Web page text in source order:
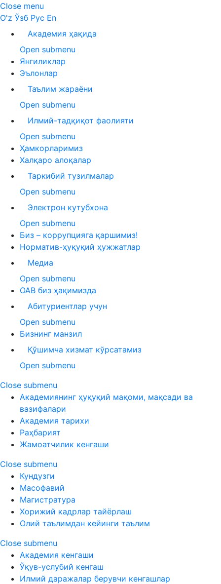
Close menu
O'z Ўзб Рус En
Академия ҳақида
Open submenu
Янгиликлар
Эълонлар
Таълим жараёни
Open submenu
Илмий-тадқиқот фаолияти
Open submenu
Ҳамкорларимиз
Халқаро алоқалар
Таркибий тузилмалар
Open submenu
Электрон кутубхона
Open submenu
Биз – коррупцияга қаршимиз!
Норматив-ҳуқуқий ҳужжатлар
Медиа
Open submenu
ОАВ биз ҳақимизда
Абитуриентлар учун
Open submenu
Бизнинг манзил
Қўшимча хизмат кўрсатамиз
Open submenu
Close submenu
Академиянинг ҳуқуқий мақоми, мақсади ва
вазифалари
Академия тарихи
Раҳбарият
Жамоатчилик кенгаши
Close submenu
Кундузги
Масофавий
Магистратура
Хорижий кадрлар тайёрлаш
Олий таълимдан кейинги таълим
Close submenu
Академия кенгаши
Ўқув-услубий кенгаш
Илмий даражалар берувчи кенгашлар